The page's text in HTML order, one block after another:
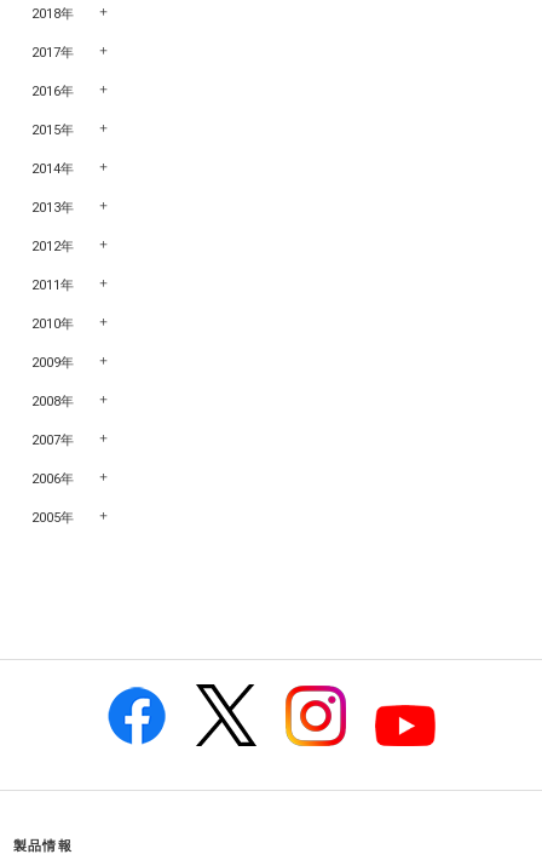
2018年
2017年
2016年
2015年
2014年
2013年
2012年
2011年
2010年
2009年
2008年
2007年
2006年
2005年
製品情報